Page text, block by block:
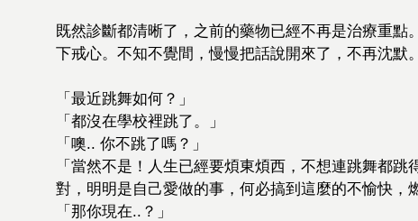
既然診斷都清晰了，之前的藥物已經不再是治療重
下戒心。不知不覺間，慢慢把話說開來了，不再沈默。
「最近跳舞如何？」
「都沒在學校裡跳了。」
「噢.. 你不跳了嗎？」
「當然不是！人生已經要煩東煩西，不想連跳舞都
對，明明是自己愛做的事，何必搞到這麼的不愉快，
「那你現在..？」